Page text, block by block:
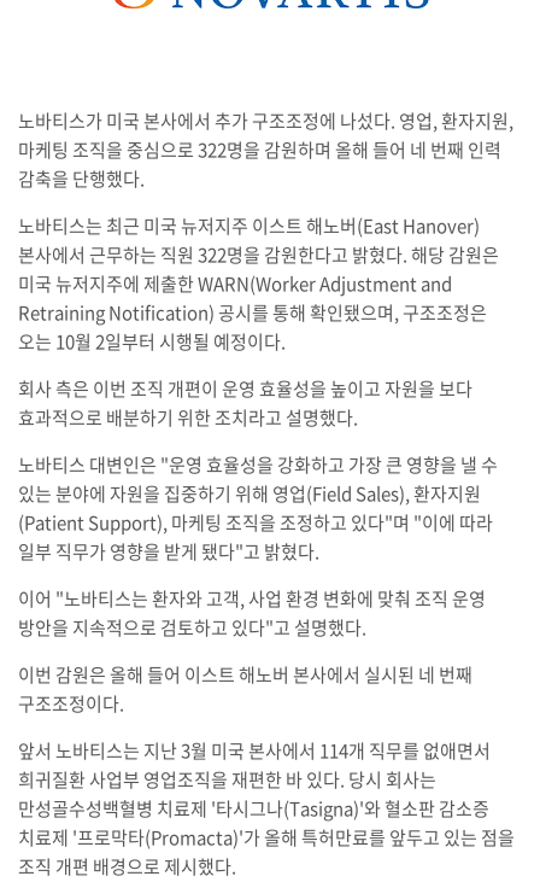
노바티스가 미국 본사에서 추가 구조조정에 나섰다. 영업, 환자지원,
마케팅 조직을 중심으로 322명을 감원하며 올해 들어 네 번째 인력
감축을 단행했다.
노바티스는 최근 미국 뉴저지주 이스트 해노버(East Hanover)
본사에서 근무하는 직원 322명을 감원한다고 밝혔다. 해당 감원은
미국 뉴저지주에 제출한 WARN(Worker Adjustment and
Retraining Notification) 공시를 통해 확인됐으며, 구조조정은
오는 10월 2일부터 시행될 예정이다.
회사 측은 이번 조직 개편이 운영 효율성을 높이고 자원을 보다
효과적으로 배분하기 위한 조치라고 설명했다.
노바티스 대변인은 "운영 효율성을 강화하고 가장 큰 영향을 낼 수
있는 분야에 자원을 집중하기 위해 영업(Field Sales), 환자지원
(Patient Support), 마케팅 조직을 조정하고 있다"며 "이에 따라
일부 직무가 영향을 받게 됐다"고 밝혔다.
이어 "노바티스는 환자와 고객, 사업 환경 변화에 맞춰 조직 운영
방안을 지속적으로 검토하고 있다"고 설명했다.
이번 감원은 올해 들어 이스트 해노버 본사에서 실시된 네 번째
구조조정이다.
앞서 노바티스는 지난 3월 미국 본사에서 114개 직무를 없애면서
희귀질환 사업부 영업조직을 재편한 바 있다. 당시 회사는
만성골수성백혈병 치료제 '타시그나(Tasigna)'와 혈소판 감소증
치료제 '프로막타(Promacta)'가 올해 특허만료를 앞두고 있는 점을
조직 개편 배경으로 제시했다.